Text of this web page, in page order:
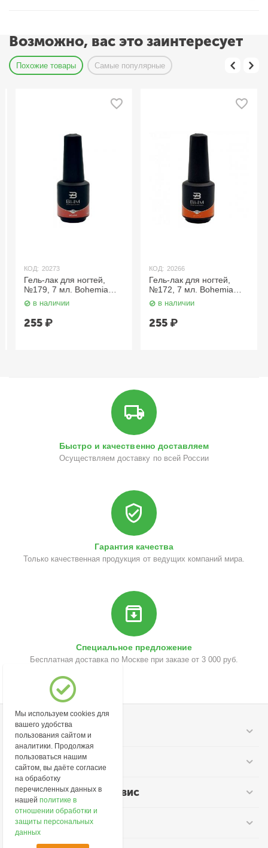
Возможно, вас это заинтересует
Похожие товары Самые популярные
КОД: 20273
Гель-лак для ногтей,
№179, 7 мл. Bohemia
Professional
в наличии
255₽
КОД: 20266
Гель-лак для ногтей,
№172, 7 мл. Bohemia
Professional
в наличии
255₽
Быстро и качественно доставляем
Осуществляем доставку по всей России
Гарантия качества
Только качественная продукция от ведущих компаний мира.
Специальное предложение
Бесплатная доставка по Москве при заказе от 3 000 руб.
Моя учетная запись
Информация
Покупательский сервис
Контакты
Мы используем cookies для
вашего удобства
пользования сайтом и
аналитики. Продолжая
пользоваться нашим
сайтом, вы даёте согласие
на обработку
перечисленных данных в
нашейполитике в
отношении обработки и
защиты персональных
данных